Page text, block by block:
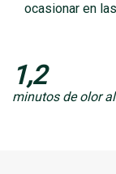
ocasionar en
1,2
minutos de olor